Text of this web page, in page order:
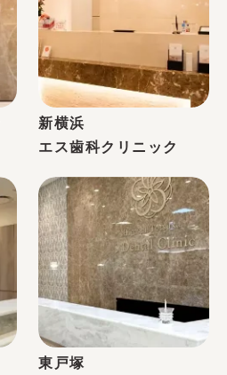
新横浜
エス歯科クリニック
東戸塚